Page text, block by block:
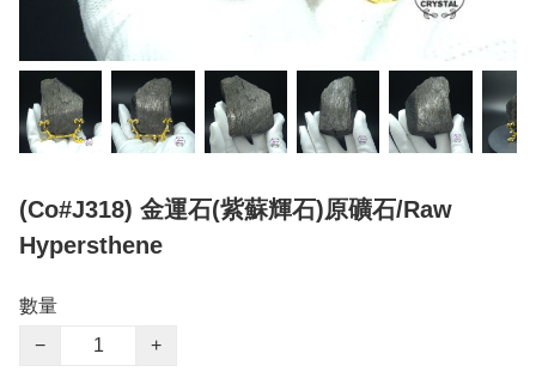
(Co#J318) 金運石(紫蘇輝石)原礦石/Raw
Hypersthene
數量
−
+